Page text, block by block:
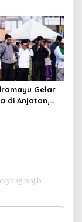
Gelar
di Anjatan,
yang wajib